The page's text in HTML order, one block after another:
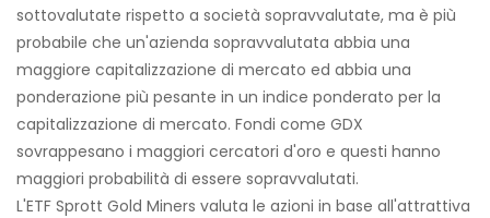
sottovalutate rispetto a società sopravvalutate, ma è più
probabile che un'azienda sopravvalutata abbia una
maggiore capitalizzazione di mercato ed abbia una
ponderazione più pesante in un indice ponderato per la
capitalizzazione di mercato. Fondi come GDX
sovrappesano i maggiori cercatori d'oro e questi hanno
maggiori probabilità di essere sopravvalutati.
L'ETF Sprott Gold Miners valuta le azioni in base all'attrattiva